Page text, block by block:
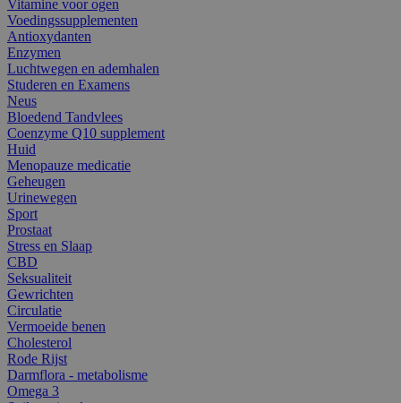
Vitamine voor ogen
Voedingssupplementen
Antioxydanten
Enzymen
Luchtwegen en ademhalen
Studeren en Examens
Neus
Bloedend Tandvlees
Coenzyme Q10 supplement
Huid
Menopauze medicatie
Geheugen
Urinewegen
Sport
Prostaat
Stress en Slaap
CBD
Seksualiteit
Gewrichten
Circulatie
Vermoeide benen
Cholesterol
Rode Rijst
Darmflora - metabolisme
Omega 3